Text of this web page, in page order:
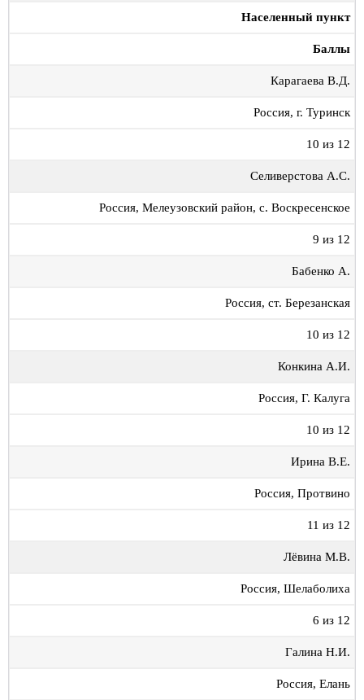
Населенный пункт
Баллы
Карагаева В.Д.
Россия, г. Туринск
10 из 12
Селиверстова А.С.
Россия, Мелеузовский район, с. Воскресенское
9 из 12
Бабенко А.
Россия, ст. Березанская
10 из 12
Конкина А.И.
Россия, Г. Калуга
10 из 12
Ирина В.Е.
Россия, Протвино
11 из 12
Лёвина М.В.
Россия, Шелаболиха
6 из 12
Галина Н.И.
Россия, Елань